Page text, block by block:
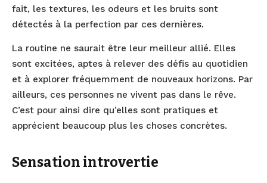
fait, les textures, les odeurs et les bruits sont
détectés à la perfection par ces dernières.
La routine ne saurait être leur meilleur allié. Elles
sont excitées, aptes à relever des défis au quotidien
et à explorer fréquemment de nouveaux horizons. Par
ailleurs, ces personnes ne vivent pas dans le rêve.
C’est pour ainsi dire qu’elles sont pratiques et
apprécient beaucoup plus les choses concrètes.
Sensation introvertie